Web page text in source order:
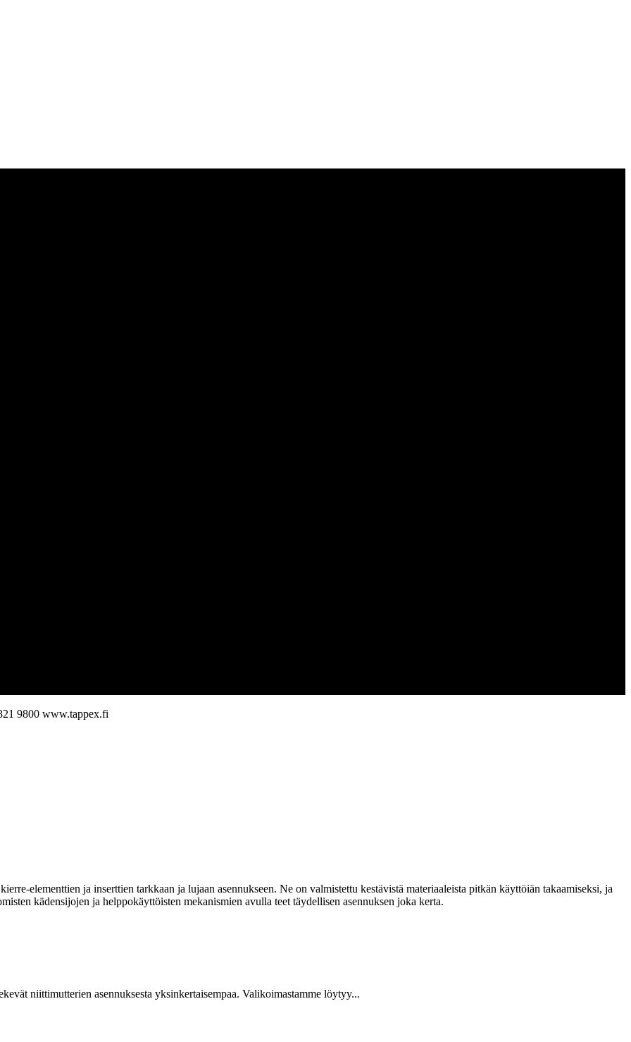
9800 www.tappex.fi
elementtien ja inserttien tarkkaan ja lujaan asennukseen. Ne on valmistettu kestävistä materiaaleista pitkän käyttöiän takaamiseksi, ja
kädensijojen ja helppokäyttöisten mekanismien avulla teet täydellisen asennuksen joka kerta.
niittimutterien asennuksesta yksinkertaisempaa. Valikoimastamme löytyy...